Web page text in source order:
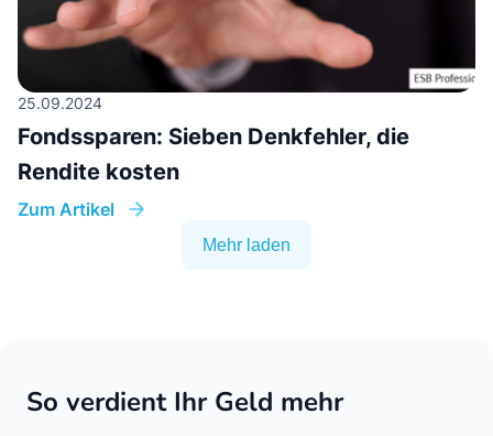
25.09.2024
Fondssparen: Sieben Denkfehler, die
Rendite kosten
Zum Artikel
Mehr laden
So verdient Ihr Geld mehr